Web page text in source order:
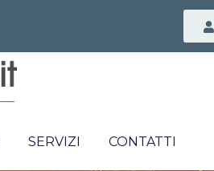
SERVIZI CONTATTI